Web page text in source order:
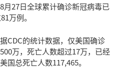
27日全球累计确诊新冠病毒已
万例。
CDC的统计数据，仅美国确诊
万，死亡人数超过17万，已经
国总死亡人数117,465。